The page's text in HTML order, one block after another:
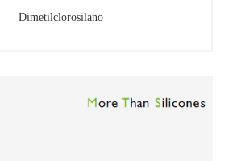
Dimetilclorosilano